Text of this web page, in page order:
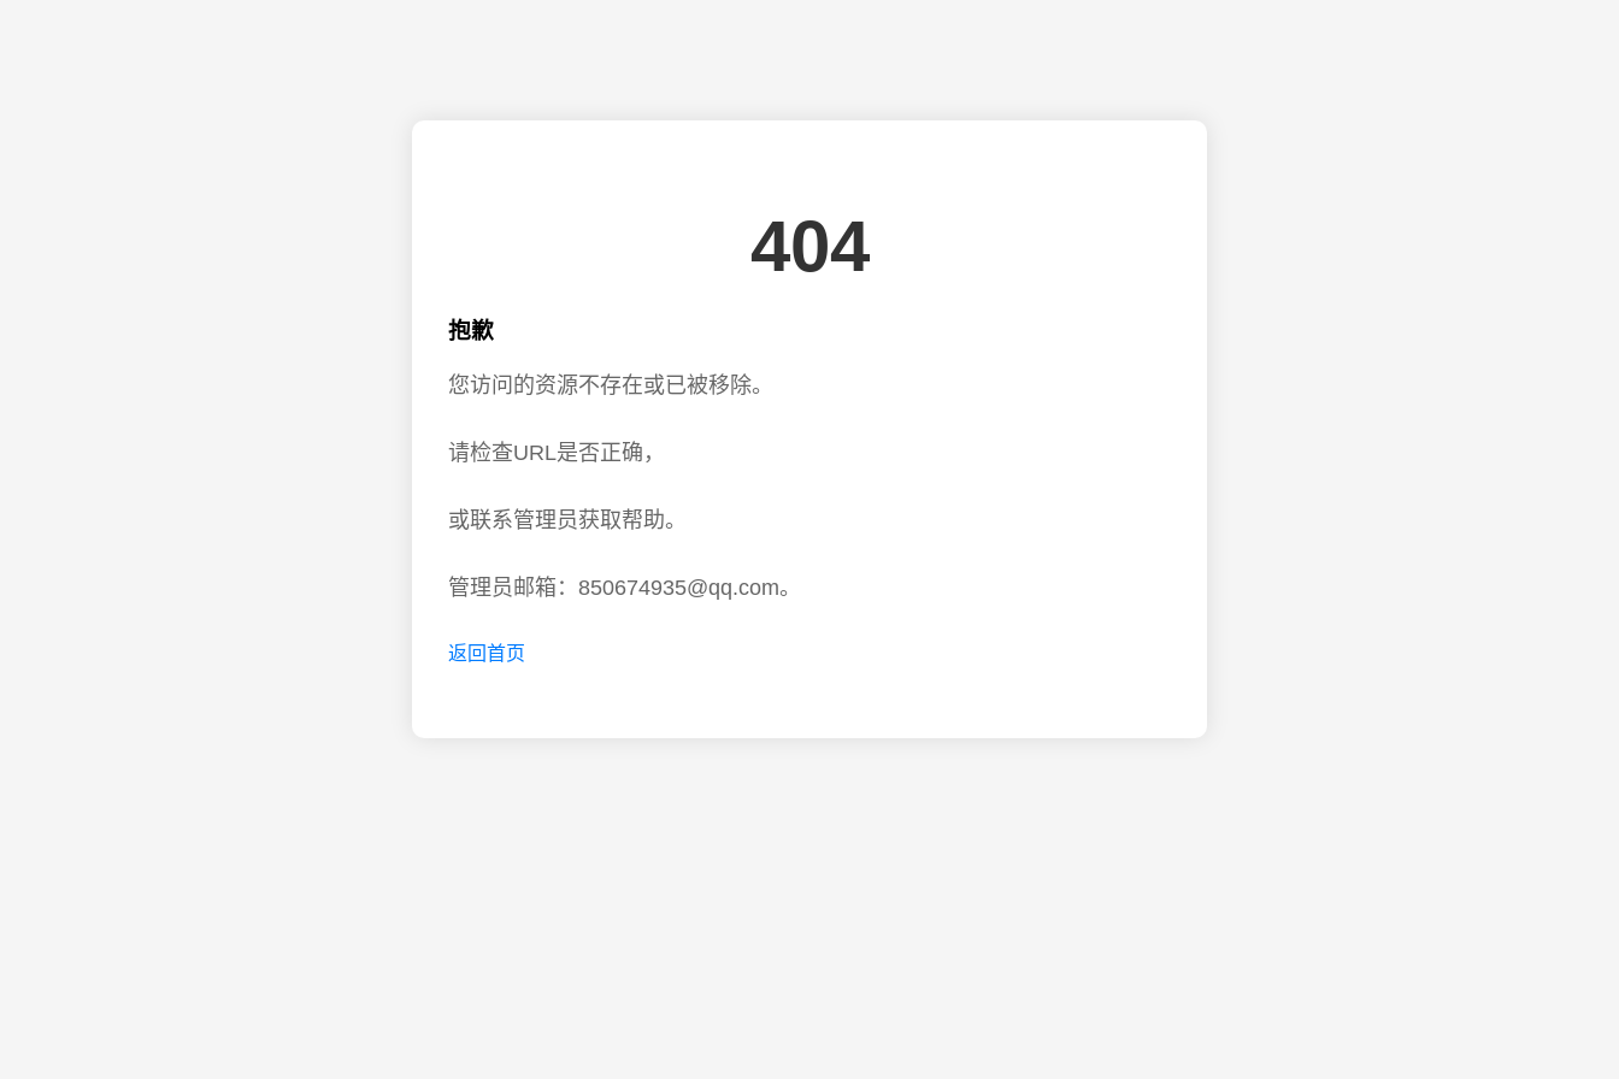
404
抱歉
您访问的资源不存在或已被移除。
请检查URL是否正确，
或联系管理员获取帮助。
管理员邮箱：850674935@qq.com。
返回首页